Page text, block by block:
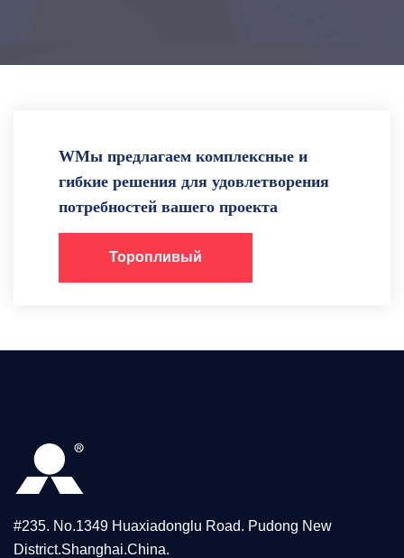
WМы предлагаем комплексные и
гибкие решения для удовлетворения
потребностей вашего проекта
Торопливый
#235. No.1349 Huaxiadonglu Road. Pudong New
District.Shanghai.China.